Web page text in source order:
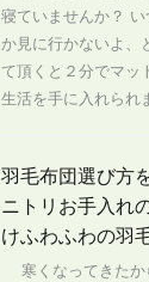
寝ていませんか？
か見に行かないよ、
て頂くと２分でマッ
生活を手に入れられ
羽毛布団選び方
ニトリお手入れ
けふわふわの羽
寒くなってきたか